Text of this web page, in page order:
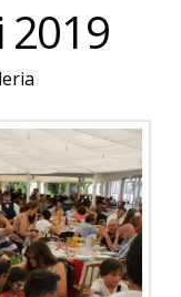
2019